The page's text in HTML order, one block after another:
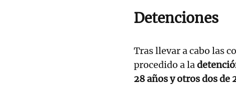
Detenciones
Tras llevar a cabo las
procedido a la
28 años y otros dos de